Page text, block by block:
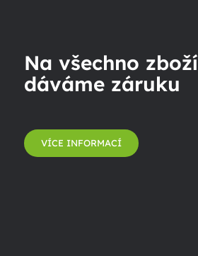
Na všechno zboží
dáváme záruku
VÍCE INFORMACÍ